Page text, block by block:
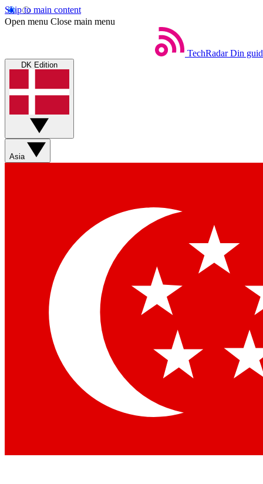
Skip to main content
Open menu Close main menu
TechRadar Din
DK Edition
Asia